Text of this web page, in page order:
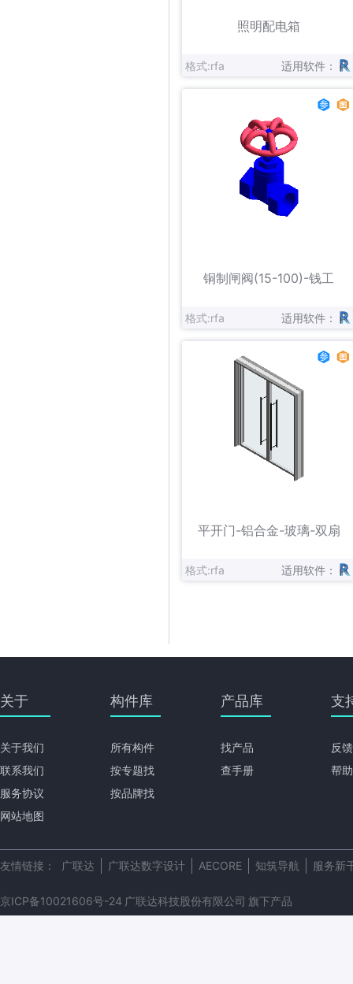
照明配电箱
格式:rfa 适用软件：
铜制闸阀(15-100)-钱工
格式:rfa 适用软件：
平开门-铝合金-玻璃-双扇
格式:rfa 适用软件：
关于
关于我们
联系我们
服务协议
网站地图
构件库
所有构件
按专题找
按品牌找
产品库
找产品
查手册
支
反
帮
友情链接： 广联达 广联达数字设计 AECORE 知筑导航 服务新
京ICP备10021606号-24 广联达科技股份有限公司 旗下产品